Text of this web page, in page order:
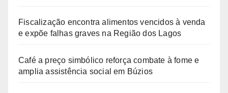
Fiscalização encontra alimentos vencidos à venda
e expõe falhas graves na Região dos Lagos
Café a preço simbólico reforça combate à fome e
amplia assistência social em Búzios